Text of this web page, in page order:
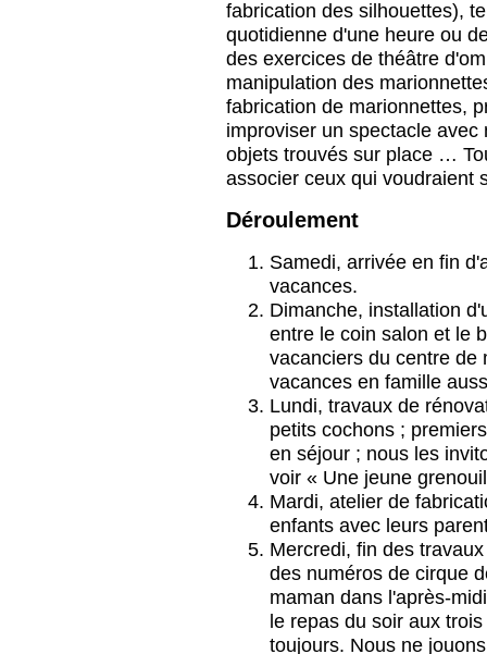
fabrication des silhouettes),
quotidienne d'une heure ou
des exercices de théâtre
manipulation des
fabrication de marionnettes,
improviser un spectacle
objets trouvés sur place …
associer ceux qui voudraient
Déroulement
Samedi, arrivée en fin
vacances.
Dimanche, installation
entre le coin salon et le
vacanciers du centre de
vacances en famille
Lundi, travaux de
petits cochons ;
en séjour ; nous les
voir « Une jeune
Mardi, atelier de
enfants avec leurs
Mercredi, fin des
des numéros de cirque
maman dans l'après-
le repas du soir aux
toujours. Nous ne